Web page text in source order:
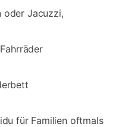
oder Jacuzzi,
für Familien oftmals